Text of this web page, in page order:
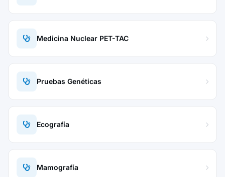
Medicina Nuclear PET-TAC
Pruebas Genéticas
Ecografía
Mamografía